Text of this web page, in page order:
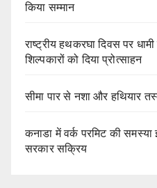
किया सम्मान
राष्ट्रीय हथकरघा दिवस पर
शिल्पकारों को दिया प्रोत्साहन
सीमा पार से नशा और हथियार
कनाडा में वर्क परमिट की
सरकार सक्रिय